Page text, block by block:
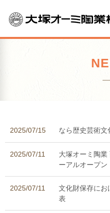
2025/07/15 なら歴史芸術文
2025/07/11
大塚オーミ陶業
ーアルオープン
2025/07/11
文化財保存にお
表